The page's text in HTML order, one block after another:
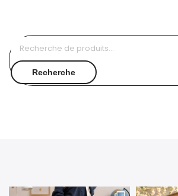
Recherche